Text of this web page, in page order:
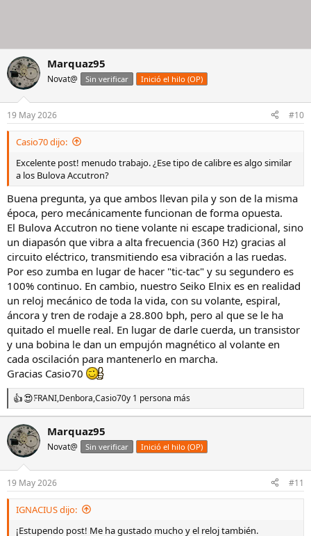
Marquaz95
Novat@ Sin verificar Inició el hilo (OP)
19 May 2026 #10
Casio70 dijo:
Excelente post! menudo trabajo. ¿Ese tipo de calibre es algo similar
a los Bulova Accutron?
Buena pregunta, ya que ambos llevan pila y son de la misma
época, pero mecánicamente funcionan de forma opuesta.
El Bulova Accutron no tiene volante ni escape tradicional, sino
un diapasón que vibra a alta frecuencia (360 Hz) gracias al
circuito eléctrico, transmitiendo esa vibración a las ruedas.
Por eso zumba en lugar de hacer "tic-tac" y su segundero es
100% continuo. En cambio, nuestro Seiko Elnix es en realidad
un reloj mecánico de toda la vida, con su volante, espiral,
áncora y tren de rodaje a 28.800 bph, pero al que se le ha
quitado el muelle real. En lugar de darle cuerda, un transistor
y una bobina le dan un empujón magnético al volante en
cada oscilación para mantenerlo en marcha.
Gracias Casio70
R
e
a
c
c
o
n
e
FRANI,Denbora,Casio70y 1 persona más
Marquaz95
Novat@ Sin verificar Inició el hilo (OP)
19 May 2026 #11
IGNACIUS dijo:
¡Estupendo post! Me ha gustado mucho y el reloj también.